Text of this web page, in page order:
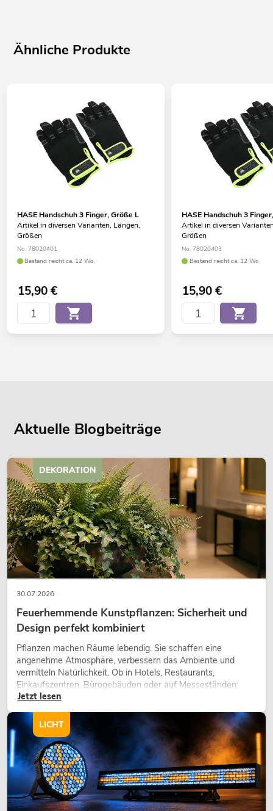
Ähnliche Produkte
HASE Handschuh 3 Finger, Größe L
Artikel in diversen Varianten, Längen,
Größen
No. 78020401
Bestand reicht ca. 12 Wo.
15,90€
HASE Handschuh 3
Artikel in diversen
Größen
No. 78020403
Bestand reicht ca. 12 Wo.
15,90€
Aktuelle Blogbeiträge
30.07.2026
Feuerhemmende Kunstpflanzen: Sicherheit und
Design perfekt kombiniert
Pflanzen machen Räume lebendig. Sie schaffen eine
angenehme Atmosphäre, verbessern das Ambiente und
vermitteln Natürlichkeit. Ob in Hotels, Restaurants,
Einkaufszentren, Bürogebäuden oder auf Messeständen:
eine hochwertige Begrünung gehört heute längst zum
Jetzt lesen
DEKORATION
LICHT